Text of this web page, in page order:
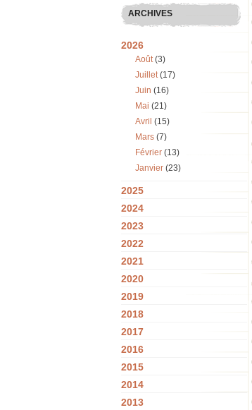
ARCHIVES
2026
Août(3)
Juillet(17)
Juin (16)
Mai (21)
Avril (15)
Mars (7)
Février (13)
Janvier (23)
2025
2024
2023
2022
2021
2020
2019
2018
2017
2016
2015
2014
2013